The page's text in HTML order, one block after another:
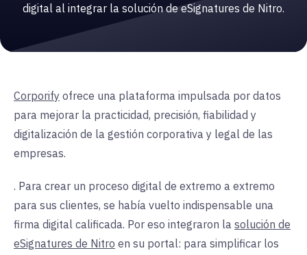
digital al integrar la solución de eSignatures de Nitro.
Corporify ofrece una plataforma impulsada por datos
para mejorar la practicidad, precisión, fiabilidad y
digitalización de la gestión corporativa y legal de las
empresas.
. Para crear un proceso digital de extremo a extremo
para sus clientes, se había vuelto indispensable una
firma digital calificada. Por eso integraron la solución de
eSignatures de Nitro en su portal: para simplificar los